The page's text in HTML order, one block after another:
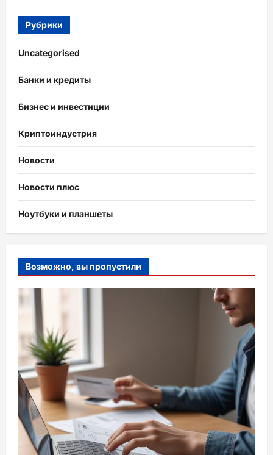
Рубрики
Uncategorised
Банки и кредиты
Бизнес и инвестиции
Криптоиндустрия
Новости
Новости плюс
Ноутбуки и планшеты
Возможно, вы пропустили